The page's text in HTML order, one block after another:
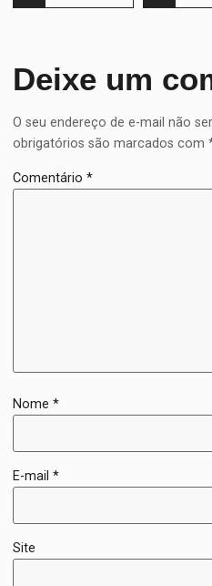
Deixe um
O seu endereço de e-mail não
obrigatórios são marcados com
Comentário*
Nome*
E-mail*
Site